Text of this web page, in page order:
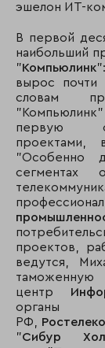
эшелон ИТ-
В первой
наибольший
"Компьюлинк
вырос почти
словам
первую
"Особенно
сегментах
проектов,
ведутся,
центр
РФ,
"Сибур